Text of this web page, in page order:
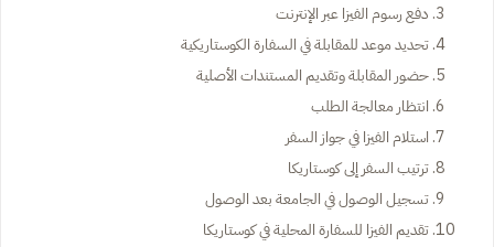
دفع رسوم الفيزا عبر الإنترنت
تحديد موعد للمقابلة في السفارة الكوستاريكية
حضور المقابلة وتقديم المستندات الأصلية
انتظار معالجة الطلب
استلام الفيزا في جواز السفر
ترتيب السفر إلى كوستاريكا
تسجيل الوصول في الجامعة بعد الوصول
تقديم الفيزا للسفارة المحلية في كوستاريكا